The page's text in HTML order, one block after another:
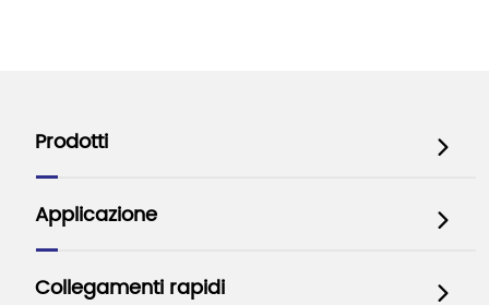
Prodotti 
Applicazione 
Collegamenti rapidi 